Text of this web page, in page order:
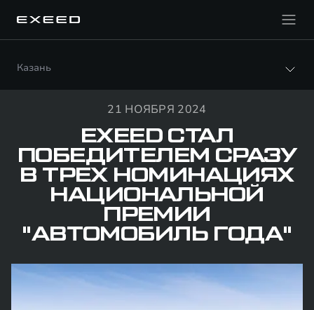
Казань
21 НОЯБРЯ 2024
EXEED СТАЛ
ПОБЕДИТЕЛЕМ СРАЗУ
В ТРЕХ НОМИНАЦИЯХ
НАЦИОНАЛЬНОЙ
ПРЕМИИ
"АВТОМОБИЛЬ ГОДА"